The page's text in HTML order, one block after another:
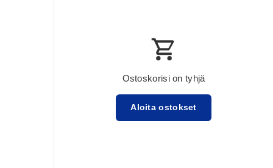
Ostoskorisi on tyhjä
Aloita ostokset